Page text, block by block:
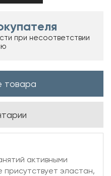
при несоответствии
товара
активными
эластан,